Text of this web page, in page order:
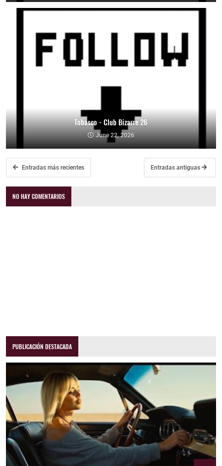
Tobasco - Club Bizarre 26
June 22, 2026
Entradas más recientes Entradas antiguas
NO HAY COMENTARIOS
PUBLICACIÓN DESTACADA